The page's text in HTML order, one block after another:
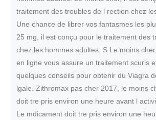
traitement des troubles de l rection chez
Une chance de librer vos fantasmes les
25 mg, il est conçu pour le traitement des
chez les hommes adultes. S Le moins
en ligne vous assure un traitement scuris
quelques conseils pour obtenir du Viagra
lgale. Zithromax pas cher 2017, le moins
doit tre pris environ une heure avant l
Le mdicament doit tre pris environ une